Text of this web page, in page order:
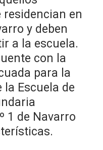
en
y deben
a la escuela.
con la
para la
Escuela de
1 de Navarro